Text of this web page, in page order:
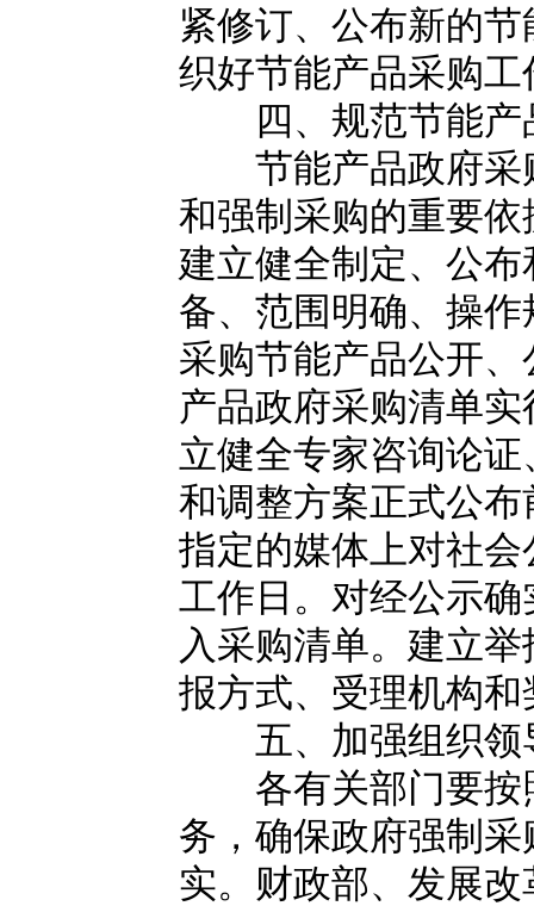
紧修订、公布新的
织好节能产品采购工
四、规范节能产
节能产品政府采
和强制采购的重要
建立健全制定、公
备、范围明确、操
采购节能产品公开
产品政府采购清单
立健全专家咨询论
和调整方案正式公
指定的媒体上对社
工作日。对经公示
入采购清单。建立
报方式、受理机构
五、加强组织领
各有关部门要按
务，确保政府强制
实。财政部、发展